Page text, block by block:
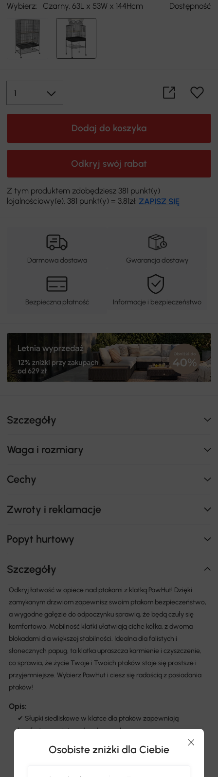
Wybierz: Czarny, 63L x 53W x 144Hcm Dostępność
Dodaj do koszyka
Odkryj swój rabat
Z tym produktem zdobędziesz 381 punkt(y)
lojalnościowy(e). 381 punkt(y) = 3,81zł.ZAPISZ SIĘ
Darmowa dostawa Gwarancja dostawy
Bezpieczna płatność Informacje i bezpieczeństwo
Szczegóły
Waga i rozmiary
Cechy
Zwroty i reklamacje
Popyt hurtowy
Szczegóły
Odkryj łatwość w opiece nad ptakami z klatką PawHut! Dzięki
zamykanym drzwiom zapewnisz swoim ptakom bezpieczeństwo,
a wygodne gałęzie do odpoczynku sprawią, że będą czuły się
komfortowo. Mobilność klatki ułatwiają ciche kółka, z dwoma
blokadami dla większej stabilności. Idealna dla falistych i
słonecznych papug, ta klatka upraszcza karmienie i czyszczenie,
co sprawia, że życie Twoje i Twoich ptaków staje się prostsze i
przyjemniejsze. Wybierz PawHut i ciesz się radością z posiadania
ptaków!
Opis:
✔ Słupki siedliskowe w klatce dla ptaków zapewniają
komfortowe miejsca do odpoczynku
✔ Hamulce na dwóch kółkach zwiększają stabilność
Osobiste zniżki dla Ciebie